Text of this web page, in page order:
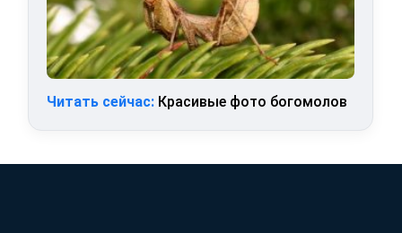
Читать сейчас: Красивые фото богомолов